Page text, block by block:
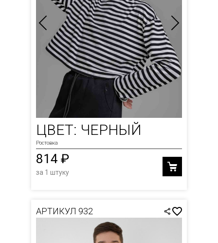
ЦВЕТ: ЧЕРНЫЙ
Ростовка
814 ₽
за 1 штуку
АРТИКУЛ 932